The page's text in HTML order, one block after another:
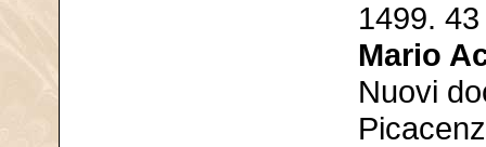
1499. 43
Mario
Nuovi